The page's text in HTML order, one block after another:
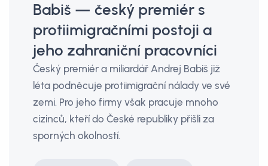
Babiš — český premiér s
protiimigračními postoji a
jeho zahraniční pracovníci
Český premiér a miliardář Andrej Babiš již
léta podněcuje protiimigrační nálady ve své
zemi. Pro jeho firmy však pracuje mnoho
cizinců, kteří do České republiky přišli za
sporných okolností.